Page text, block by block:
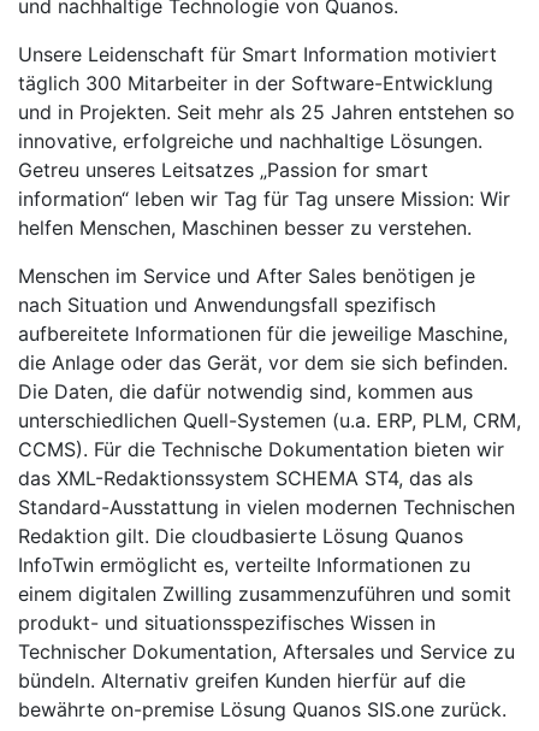
und nachhaltige Technologie von Quanos.
Unsere Leidenschaft für Smart Information motiviert
täglich 300 Mitarbeiter in der Software-Entwicklung
und in Projekten. Seit mehr als 25 Jahren entstehen so
innovative, erfolgreiche und nachhaltige Lösungen.
Getreu unseres Leitsatzes „Passion for smart
information“ leben wir Tag für Tag unsere Mission: Wir
helfen Menschen, Maschinen besser zu verstehen.
Menschen im Service und After Sales benötigen je
nach Situation und Anwendungsfall spezifisch
aufbereitete Informationen für die jeweilige Maschine,
die Anlage oder das Gerät, vor dem sie sich befinden.
Die Daten, die dafür notwendig sind, kommen aus
unterschiedlichen Quell-Systemen (u.a. ERP, PLM, CRM,
CCMS). Für die Technische Dokumentation bieten wir
das XML-Redaktionssystem SCHEMA ST4, das als
Standard-Ausstattung in vielen modernen Technischen
Redaktion gilt. Die cloudbasierte Lösung Quanos
InfoTwin ermöglicht es, verteilte Informationen zu
einem digitalen Zwilling zusammenzuführen und somit
produkt- und situationsspezifisches Wissen in
Technischer Dokumentation, Aftersales und Service zu
bündeln. Alternativ greifen Kunden hierfür auf die
bewährte on-premise Lösung Quanos SIS.one zurück.